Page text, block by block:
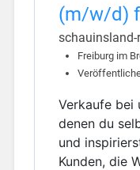
(m/w/d)
schauinsland-
Freiburg im
Verkaufe bei
denen du
und
Kunden, die